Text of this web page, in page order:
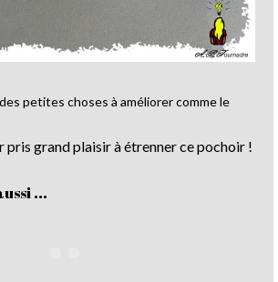
petites choses à améliorer comme le
pris grand plaisir à étrenner ce pochoir !
...